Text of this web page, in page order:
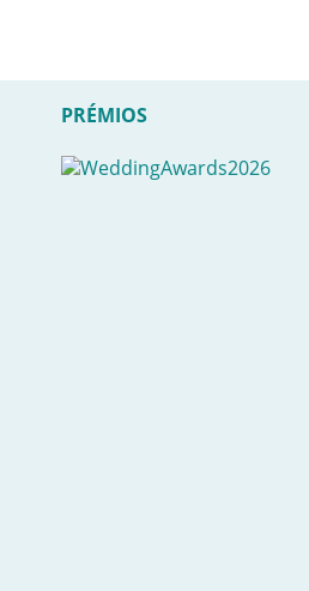
PRÉMIOS